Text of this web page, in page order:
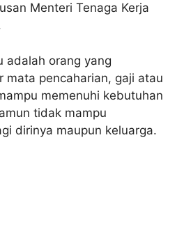
Menteri Tenaga Kerja
adalah orang yang
mata pencaharian, gaji atau
memenuhi kebutuhan
tidak mampu
dirinya maupun keluarga.